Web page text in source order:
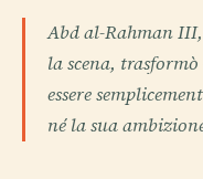
Abd al-Rahman
la scena,
essere
né la sua